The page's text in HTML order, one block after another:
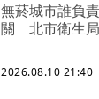
無菸城市誰負
關 北市衛生
2026.08.10 21:40